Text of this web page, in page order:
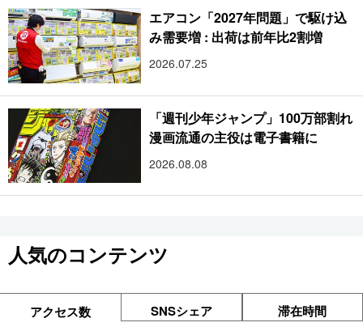
エアコン「2027年問題」で駆け込
み需要増 : 出荷は前年比2割増
2026.07.25
「週刊少年ジャンプ」100万部割れ
漫画流通の主役は電子書籍に
2026.08.08
人気のコンテンツ
アクセス数 SNSシェア 滞在時間